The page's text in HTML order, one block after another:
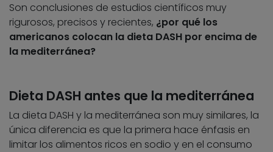
Son conclusiones de estudios científicos muy
rigurosos, precisos y recientes, ¿por qué los
americanos colocan la dieta DASH por encima de
la mediterránea?
Dieta DASH antes que la mediterránea
La dieta DASH y la mediterránea son muy similares, la
única diferencia es que la primera hace énfasis en
limitar los alimentos ricos en sodio y en el consumo